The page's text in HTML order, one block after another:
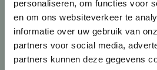
personaliseren, om functies voor
en om ons websiteverkeer te
informatie over uw gebruik van
partners voor social media,
partners kunnen deze gegevens